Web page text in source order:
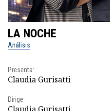
LA NOCHE
Análisis
Presenta:
Claudia Gurisatti
Dirige: